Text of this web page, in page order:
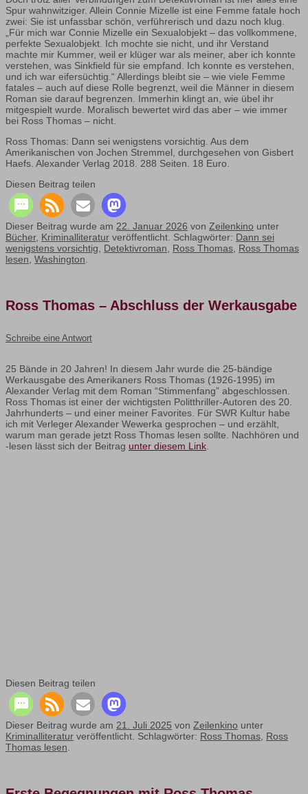
Spur wahnwitziger. Allein Connie Mizelle ist eine Femme fatale hoch
zwei: Sie ist unfassbar schön, verführerisch und dazu noch klug.
„Für mich war Connie Mizelle ein Sexualobjekt – das vollkommene,
perfekte Sexualobjekt. Ich mochte sie nicht, und ihr Verstand
machte mir Kummer, weil er klüger war als meiner, aber ich konnte
verstehen, was Sinkfield für sie empfand. Ich konnte es verstehen,
und ich war eifersüchtig.“ Allerdings bleibt sie – wie viele Femme
fatales – auch auf diese Rolle begrenzt, weil die Männer in diesem
Roman sie darauf begrenzen. Immerhin klingt an, wie übel ihr
mitgespielt wurde. Moralisch bewertet wird das aber – wie immer
bei Ross Thomas – nicht.
Ross Thomas: Dann sei wenigstens vorsichtig. Aus dem
Amerikanischen von Jochen Stremmel, durchgesehen von Gisbert
Haefs. Alexander Verlag 2018. 288 Seiten. 18 Euro.
Diesen Beitrag teilen
Dieser Beitrag wurde am 22. Januar 2026 von Zeilenkino unter
Bücher, Kriminalliteratur veröffentlicht. Schlagwörter: Dann sei
wenigstens vorsichtig, Detektivroman, Ross Thomas, Ross Thomas
lesen, Washington.
Ross Thomas – Abschluss der Werkausgabe
Schreibe eine Antwort
25 Bände in 20 Jahren! In diesem Jahr wurde die 25-bändige
Werkausgabe des Amerikaners Ross Thomas (1926-1995) im
Alexander Verlag mit dem Roman “Stimmenfang” abgeschlossen.
Ross Thomas ist einer der wichtigsten Politthriller-Autoren des 20.
Jahrhunderts – und einer meiner Favorites. Für SWR Kultur habe
ich mit Verleger Alexander Wewerka gesprochen – und erzählt,
warum man gerade jetzt Ross Thomas lesen sollte. Nachhören und
-lesen lässt sich der Beitrag unter diesem Link.
Diesen Beitrag teilen
Dieser Beitrag wurde am 21. Juli 2025 von Zeilenkino unter
Kriminalliteratur veröffentlicht. Schlagwörter: Ross Thomas, Ross
Thomas lesen.